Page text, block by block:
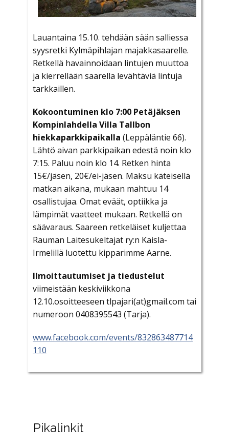
Lauantaina 15.10. tehdään sään salliessa
syysretki Kylmäpihlajan majakkasaarelle.
Retkellä havainnoidaan lintujen muuttoa
ja kierrellään saarella levähtäviä lintuja
tarkkaillen.
Kokoontuminen klo 7:00 Petäjäksen
Kompinlahdella Villa Tallbon
hiekkaparkkipaikalla (Leppäläntie 66).
Lähtö aivan parkkipaikan edestä noin klo
7:15. Paluu noin klo 14. Retken hinta
15€/jäsen, 20€/ei-jäsen. Maksu käteisellä
matkan aikana, mukaan mahtuu 14
osallistujaa. Omat eväät, optiikka ja
lämpimät vaatteet mukaan. Retkellä on
säävaraus. Saareen retkeläiset kuljettaa
Rauman Laitesukeltajat ry:n Kaisla-
Irmelillä luotettu kipparimme Aarne.
Ilmoittautumiset ja tiedustelut
viimeistään keskiviikkona
12.10.osoitteeseen tlpajari(at)gmail.com tai
numeroon 0408395543 (Tarja).
www.facebook.com/events/832863487714
110
Pikalinkit